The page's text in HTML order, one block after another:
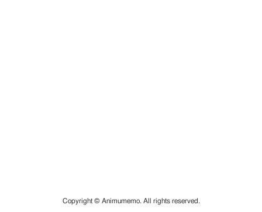
Copyright © Animumemo. All rights reserved.